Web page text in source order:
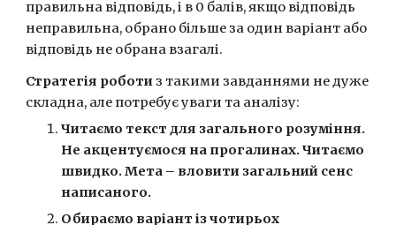
правильна відповідь, і в 0 балів, якщо відповідь
неправильна, обрано більше за один варіант або
відповідь не обрана взагалі.
Стратегія роботи з такими завданнями не дуже
складна, але потребує уваги та аналізу:
Читаємо текст для загального розуміння.
Не акцентуємося на прогалинах. Читаємо
швидко. Мета – вловити загальний сенс
написаного.
Обираємо варіант із чотирьох